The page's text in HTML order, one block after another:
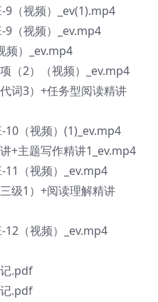
9（视频）_ev(1).mp4
9（视频）_ev.mp4
频）_ev.mp4
（2）（视频）_ev.mp4
词3）+任务型阅读精讲
10（视频）(1)_ev.mp4
+主题写作精讲1_ev.mp4
11（视频）_ev.mp4
级1）+阅读理解精讲
12（视频）_ev.mp4
.pdf
.pdf